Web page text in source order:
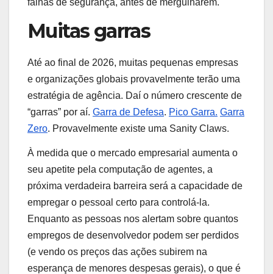
falhas de segurança, antes de mergulharem.
Muitas garras
Até ao final de 2026, muitas pequenas empresas
e organizações globais provavelmente terão uma
estratégia de agência. Daí o número crescente de
“garras” por aí. Garra de Defesa. Pico Garra. Garra
Zero. Provavelmente existe uma Sanity Claws.
À medida que o mercado empresarial aumenta o
seu apetite pela computação de agentes, a
próxima verdadeira barreira será a capacidade de
empregar o pessoal certo para controlá-la.
Enquanto as pessoas nos alertam sobre quantos
empregos de desenvolvedor podem ser perdidos
(e vendo os preços das ações subirem na
esperança de menores despesas gerais), o que é